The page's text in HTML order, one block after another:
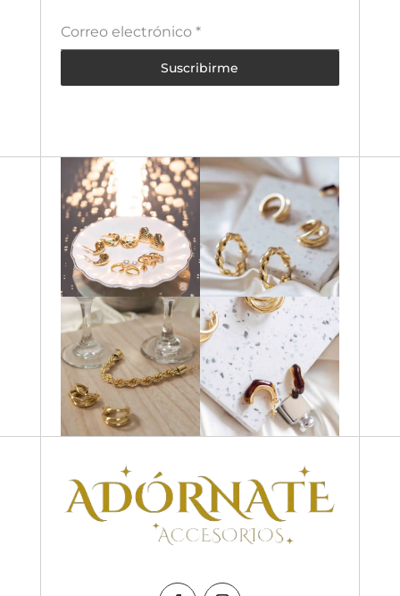
Correo electrónico*
Suscribirme